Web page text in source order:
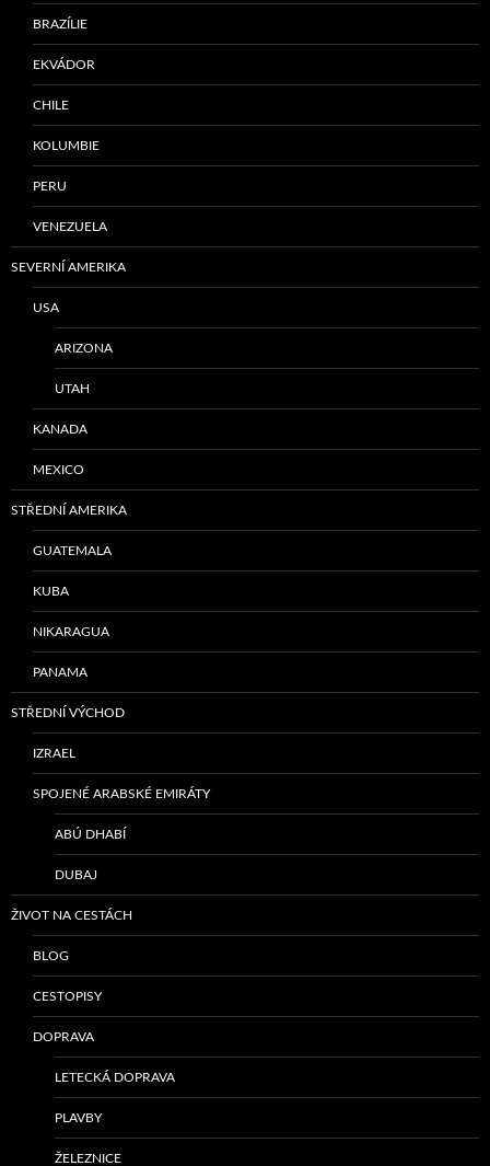
BRAZÍLIE
EKVÁDOR
CHILE
KOLUMBIE
PERU
VENEZUELA
SEVERNÍ AMERIKA
USA
ARIZONA
UTAH
KANADA
MEXICO
STŘEDNÍ AMERIKA
GUATEMALA
KUBA
NIKARAGUA
PANAMA
STŘEDNÍ VÝCHOD
IZRAEL
SPOJENÉ ARABSKÉ EMIRÁTY
ABÚ DHABÍ
DUBAJ
ŽIVOT NA CESTÁCH
BLOG
CESTOPISY
DOPRAVA
LETECKÁ DOPRAVA
PLAVBY
ŽELEZNICE